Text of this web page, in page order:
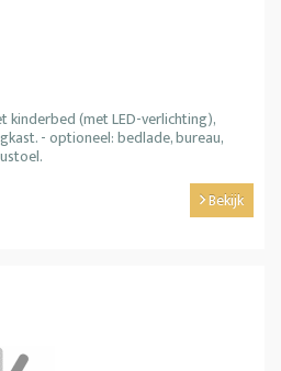
kinderbed (met LED-verlichting),
- optioneel: bedlade, bureau,
Bekijk